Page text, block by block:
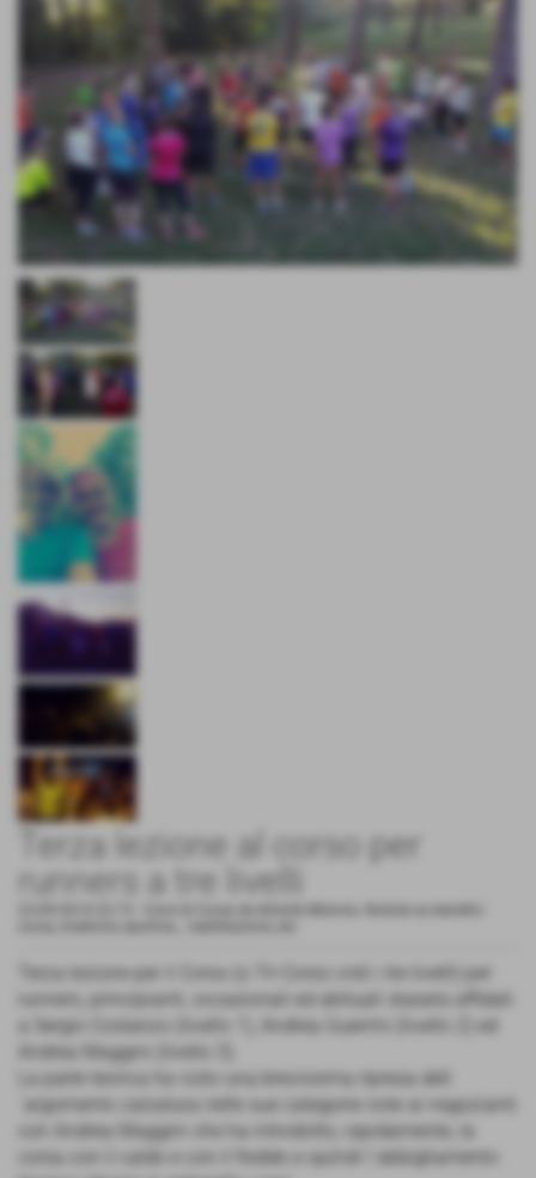
Terza lezione al corso per
runners a tre livelli
Terza lezione per il Corso (o Tri-Corso visti i tre livelli) per
runners, principianti, occasionali ed abituali stasera affidati
a Sergio Costanzo (livello 1), Andrea Guerrini (livello 2) ed
Andrea Maggini (livello 3).
La parte teorica ha visto una brevissima ripresa dell
´argomento calzatura nelle sue categorie note ai negozianti
con Andrea Maggini che ha introdotto, rapidamente, la
corsa con il caldo e con il freddo e quindi l´abbigliamento